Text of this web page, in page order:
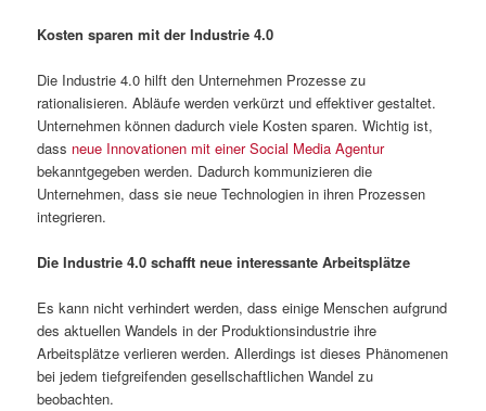
Kosten sparen mit der Industrie 4.0
Die Industrie 4.0 hilft den Unternehmen Prozesse zu
rationalisieren. Abläufe werden verkürzt und effektiver gestaltet.
Unternehmen können dadurch viele Kosten sparen. Wichtig ist,
dass neue Innovationen mit einer Social Media Agentur
bekanntgegeben werden. Dadurch kommunizieren die
Unternehmen, dass sie neue Technologien in ihren Prozessen
integrieren.
Die Industrie 4.0 schafft neue interessante Arbeitsplätze
Es kann nicht verhindert werden, dass einige Menschen aufgrund
des aktuellen Wandels in der Produktionsindustrie ihre
Arbeitsplätze verlieren werden. Allerdings ist dieses Phänomenen
bei jedem tiefgreifenden gesellschaftlichen Wandel zu
beobachten.